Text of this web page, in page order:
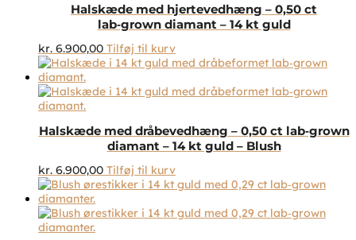
Halskæde med hjertevedhæng – 0,50 ct
lab‑grown diamant – 14 kt guld
kr. 6.900,00 Tilføj til kurv
Halskæde med dråbevedhæng – 0,50 ct lab‑grown
diamant – 14 kt guld – Blush
kr. 6.900,00 Tilføj til kurv